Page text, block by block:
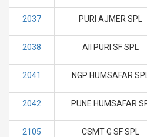
2037 PURI AJMER SPL
2038 AII PURI SF SPL
2041 NGP HUMSAFAR SPL
2042 PUNE HUMSAFAR
2105 CSMT G SF SPL